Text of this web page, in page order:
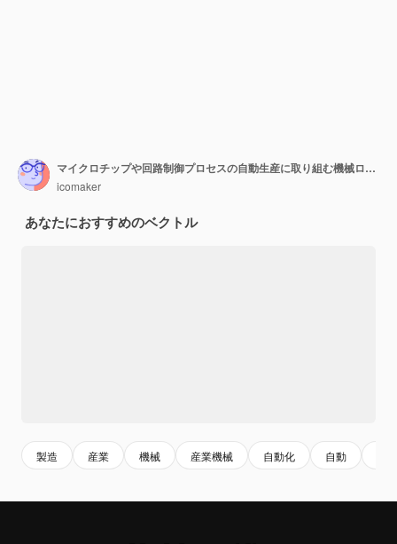
マイクロチップや回路制御プロセスの自動生産に取り組む機械ロボットアーム
icomaker
あなたにおすすめのベクトル
製造 産業 機械 産業機械 自動化 自動